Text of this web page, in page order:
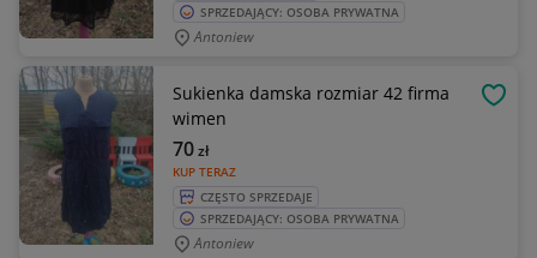
SPRZEDAJĄCY: OSOBA PRYWATNA
Antoniew
Sukienka damska rozmiar 42 firma
wimen
KUP TERAZ
70zł
CZĘSTO SPRZEDAJE
SPRZEDAJĄCY: OSOBA PRYWATNA
Antoniew